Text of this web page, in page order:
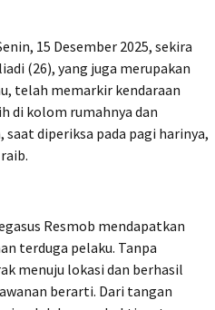
15 Desember 2025, sekira
(26), yang juga merupakan
telah memarkir kendaraan
di kolom rumahnya dan
diperiksa pada pagi harinya,
Resmob mendapatkan
terduga pelaku. Tanpa
menuju lokasi dan berhasil
berarti. Dari tangan